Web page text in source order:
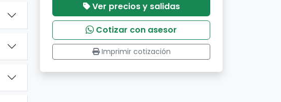
Ver precios y salidas
Cotizar con asesor
Imprimir cotización